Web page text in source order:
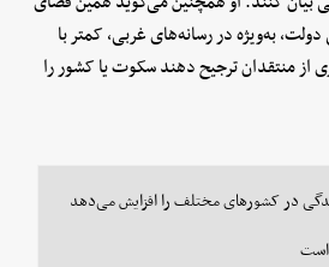
به‌ویژه در رسانه‌های غربی، کمتر با
از منتقدان ترجیح دهند سکوت یا کشور را
در کشورهای مختلف را افزایش می‌دهد
است